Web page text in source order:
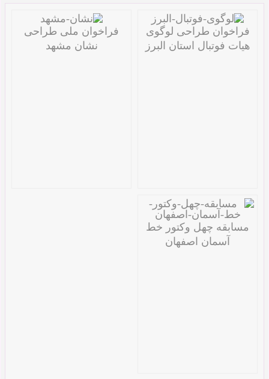
فراخوان طراحی لوگوی
هیات فوتبال استان البرز
فراخوان ملی طراحی
نشان مشهد
مسابقه چهل وکتور خط
آسمان اصفهان